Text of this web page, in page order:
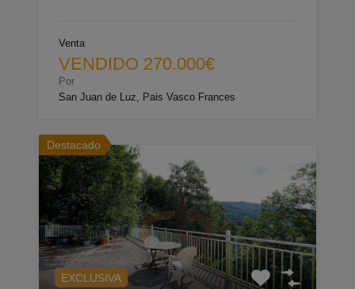
Venta
VENDIDO 270.000€
Por
San Juan de Luz, Pais Vasco Frances
Destacado
EXCLUSIVA